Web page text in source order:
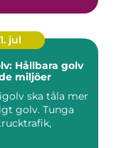
jul
Hållbara golv
miljöer
ska tåla mer
golv. Tunga